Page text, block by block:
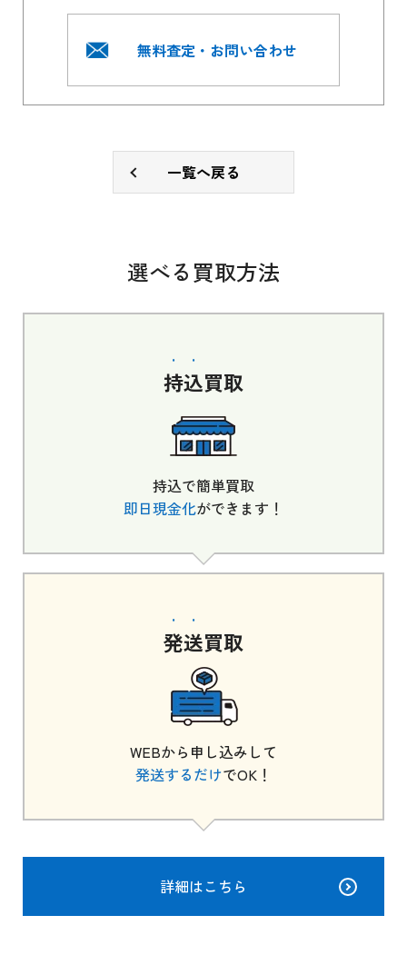
無料査定・お問い合わせ
一覧へ戻る
選べる買取方法
持込買取
持込で簡単買取
即日現金化ができます！
発送買取
WEBから申し込みして
発送するだけでOK！
詳細はこちら